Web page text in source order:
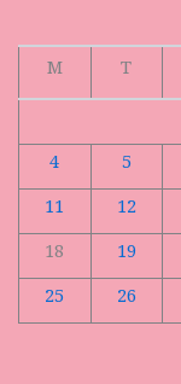
M
T
4
5
11
12
18
19
25
26